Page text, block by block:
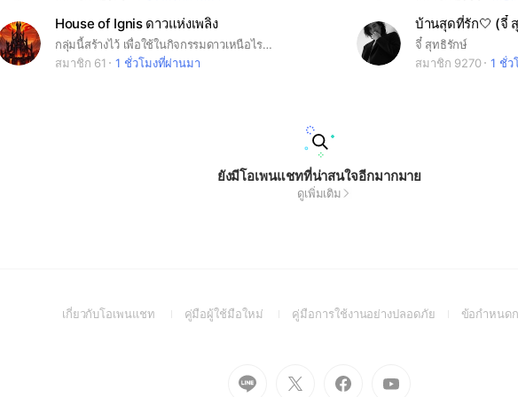
House of Ignis ดาวแห่งเพลิง
กลุ่มนี้สร้างไว้ เพื่อใช้ในกิจกรรมดาวเหนือไรซิ่งเกมส์ สโมสรนักศึกษาวิทยาลัยกิจการและนโยบายสาธารณะ #smocopa
สมาชิก 61
1 ชั่วโมงที่ผ่านมา
บ้านสุดที่รัก🤍 (จี๋
จี๋ สุทธิรักษ์
สมาชิก 9270
1 ชั่ว
ยังมีโอเพนแชทที่น่าสนใจอีกมากมาย
ดูเพิ่มเติม
เกี่ยวกับโอเพนแชท
(Openคู่มือผู้ใช้มือใหม่
(Open
window)
คู่มือการใช้งานอย่างปลอดภัย(Openข้อกำหนด
Go
to
Go
to
Go
to
to